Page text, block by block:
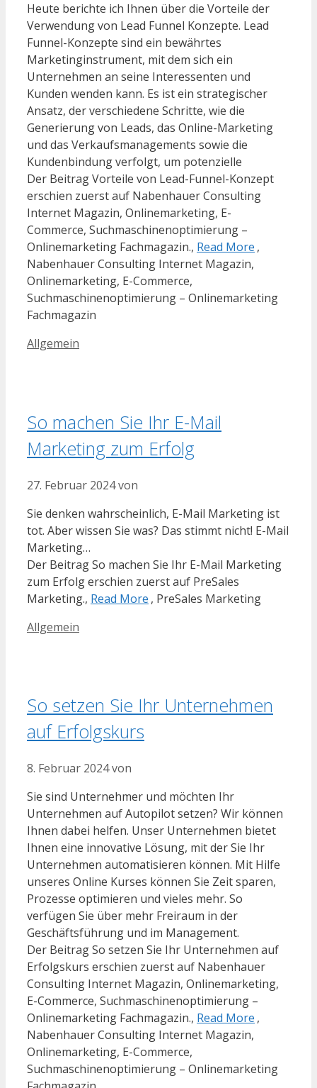
Heute berichte ich Ihnen über die Vorteile der
Verwendung von Lead Funnel Konzepte. Lead
Funnel-Konzepte sind ein bewährtes
Marketinginstrument, mit dem sich ein
Unternehmen an seine Interessenten und
Kunden wenden kann. Es ist ein strategischer
Ansatz, der verschiedene Schritte, wie die
Generierung von Leads, das Online-Marketing
und das Verkaufsmanagements sowie die
Kundenbindung verfolgt, um potenzielle
Der Beitrag Vorteile von Lead-Funnel-Konzept
erschien zuerst auf Nabenhauer Consulting
Internet Magazin, Onlinemarketing, E-
Commerce, Suchmaschinenoptimierung –
Onlinemarketing Fachmagazin., Read More ,
Nabenhauer Consulting Internet Magazin,
Onlinemarketing, E-Commerce,
Suchmaschinenoptimierung – Onlinemarketing
Fachmagazin
Kategorien
Allgemein
So machen Sie Ihr E-Mail
Marketing zum Erfolg
27. Februar 2024von
Sie denken wahrscheinlich, E-Mail Marketing ist
tot. Aber wissen Sie was? Das stimmt nicht! E-Mail
Marketing…
Der Beitrag So machen Sie Ihr E-Mail Marketing
zum Erfolg erschien zuerst auf PreSales
Marketing., Read More , PreSales Marketing
Kategorien
Allgemein
So setzen Sie Ihr Unternehmen
auf Erfolgskurs
8. Februar 2024von
Sie sind Unternehmer und möchten Ihr
Unternehmen auf Autopilot setzen? Wir können
Ihnen dabei helfen. Unser Unternehmen bietet
Ihnen eine innovative Lösung, mit der Sie Ihr
Unternehmen automatisieren können. Mit Hilfe
unseres Online Kurses können Sie Zeit sparen,
Prozesse optimieren und vieles mehr. So
verfügen Sie über mehr Freiraum in der
Geschäftsführung und im Management.
Der Beitrag So setzen Sie Ihr Unternehmen auf
Erfolgskurs erschien zuerst auf Nabenhauer
Consulting Internet Magazin, Onlinemarketing,
E-Commerce, Suchmaschinenoptimierung –
Onlinemarketing Fachmagazin., Read More ,
Nabenhauer Consulting Internet Magazin,
Onlinemarketing, E-Commerce,
Suchmaschinenoptimierung – Onlinemarketing